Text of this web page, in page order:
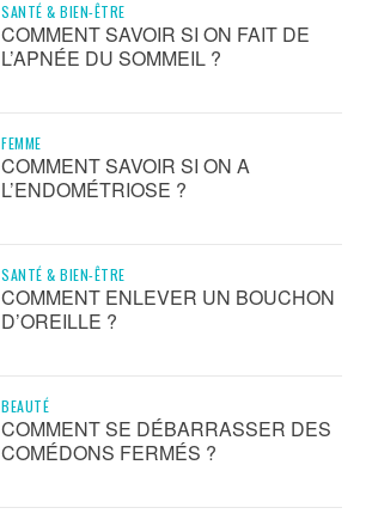
SANTÉ & BIEN-ÊTRE
COMMENT SAVOIR SI ON FAIT DE
L’APNÉE DU SOMMEIL ?
FEMME
COMMENT SAVOIR SI ON A
L’ENDOMÉTRIOSE ?
SANTÉ & BIEN-ÊTRE
COMMENT ENLEVER UN BOUCHON
D’OREILLE ?
BEAUTÉ
COMMENT SE DÉBARRASSER DES
COMÉDONS FERMÉS ?